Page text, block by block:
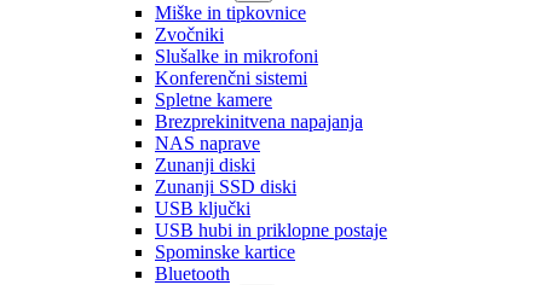
Miške in tipkovnice
Zvočniki
Slušalke in mikrofoni
Konferenčni sistemi
Spletne kamere
Brezprekinitvena napajanja
NAS naprave
Zunanji diski
Zunanji SSD diski
USB ključki
USB hubi in priklopne postaje
Spominske kartice
Bluetooth